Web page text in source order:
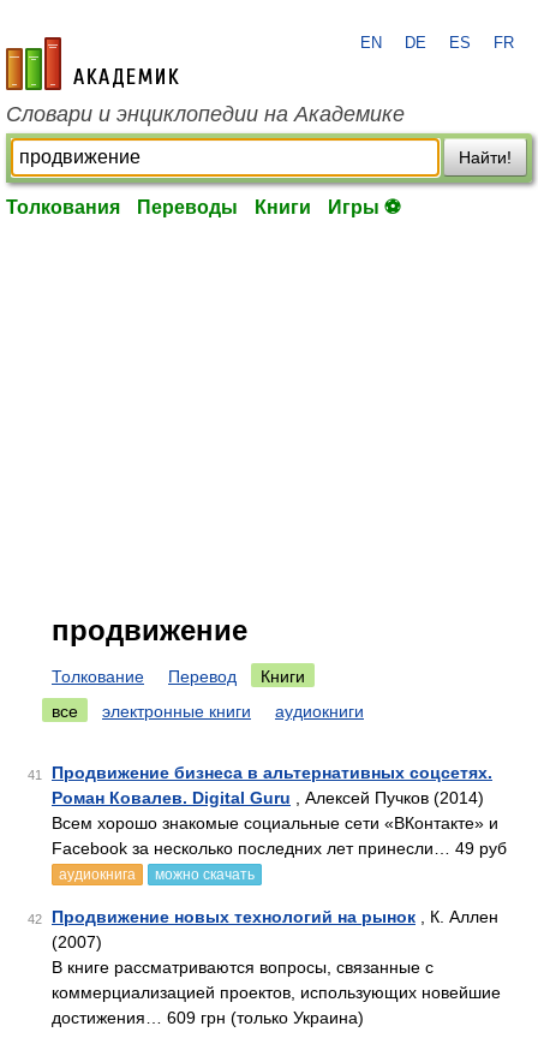
academic.ru
EN DE ES FR
Словари и энциклопедии на Академике
Найти!
Толкования Переводы Книги Игры ⚽
продвижение
Толкование Перевод
Книги
все
электронные книги аудиокниги
41
Продвижение бизнеса в альтернативных соцсетях.
Роман Ковалев. Digital Guru , Алексей Пучков (2014)
Всем хорошо знакомые социальные сети «ВКонтакте» и
Facebook за несколько последних лет принесли… 49 руб
аудиокнига можно скачать
42 Продвижение новых технологий на рынок , К. Аллен
(2007)
В книге рассматриваются вопросы, связанные с
коммерциализацией проектов, использующих новейшие
достижения… 609 грн (только Украина)